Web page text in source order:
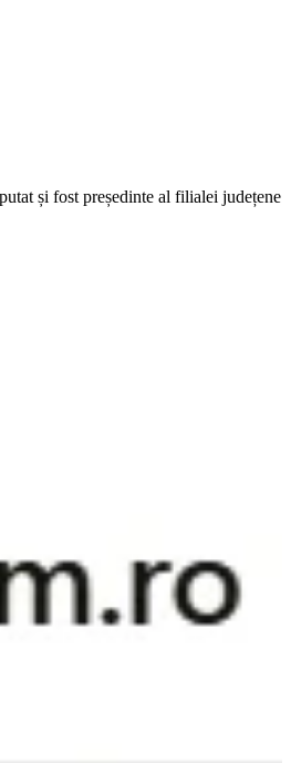
și fost președinte al filialei județene